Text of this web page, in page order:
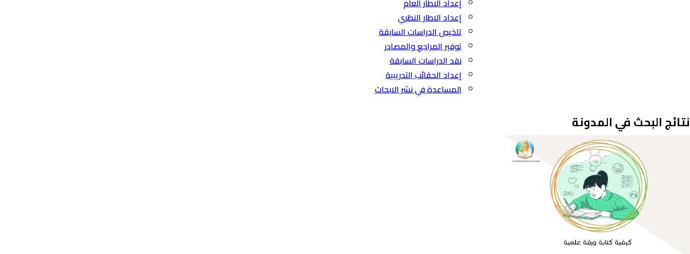
إعداد الاطار العام
إعداد الاطار النظري
تلخيص الدراسات السابقة
توفير المراجع والمصادر
نقد الدراسات السابقة
إعداد الحقائب التدريبية
المساعدة في نشر الابحاث
نتائج البحث في المدونة